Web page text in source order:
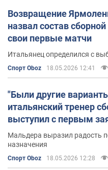
Возвращение
назвал состав
свои первые матчи
Итальянец определился с
Спорт Oboz 18.05.2026 12:41
"Были другие
итальянский тренер
выступил с первым
Мальдера выразил радость
назначения
Спорт Oboz 18.05.2026 12:28